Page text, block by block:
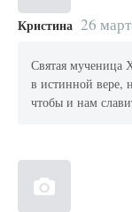
Кристина 26
Святая мученица
в истинной вере,
чтобы и нам